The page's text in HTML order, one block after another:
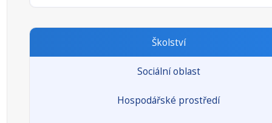
Školství
Sociální oblast
Hospodářské prostředí